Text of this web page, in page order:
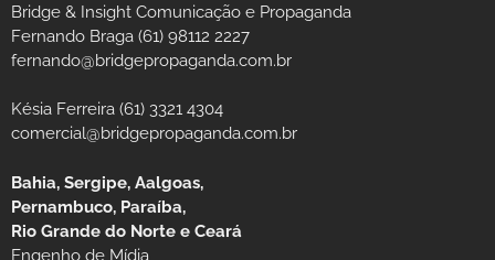
Bridge & Insight Comunicação e Propaganda
Fernando Braga (61) 98112 2227
fernando@bridgepropaganda.com.br
Késia Ferreira (61) 3321 4304
comercial@bridgepropaganda.com.br
Bahia, Sergipe, Aalgoas,
Pernambuco, Paraíba,
Rio Grande do Norte e Ceará
Engenho de Mídia